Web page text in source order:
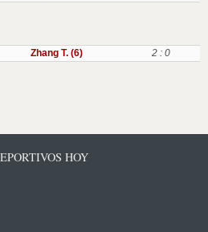
Zhang T. (6) 2 : 0
HOY